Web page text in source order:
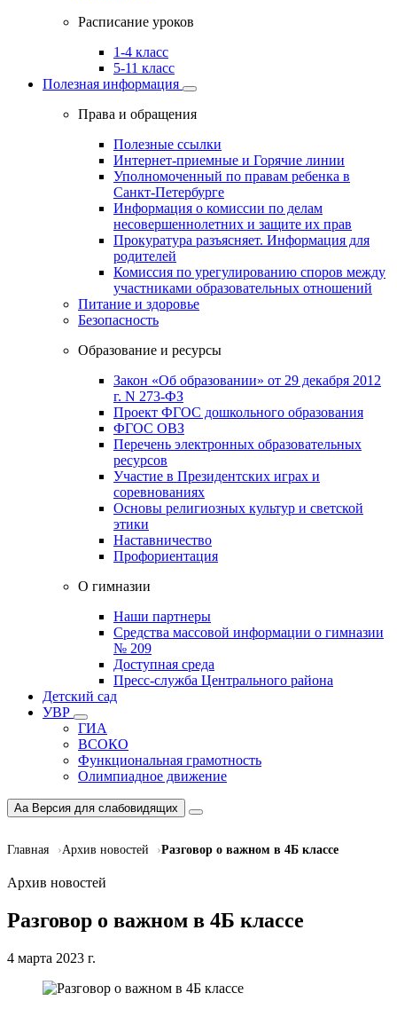
Расписание уроков
1-4 класс
5-11 класс
Полезная информация
Права и обращения
Полезные ссылки
Интернет-приемные и Горячие линии
Уполномоченный по правам ребенка в
Санкт-Петербурге
Информация о комиссии по делам
несовершеннолетних и защите их прав
Прокуратура разъясняет. Информация для
родителей
Комиссия по урегулированию споров между
участниками образовательных отношений
Питание и здоровье
Безопасность
Образование и ресурсы
Закон «Об образовании» от 29 декабря 2012
г. N 273-ФЗ
Проект ФГОС дошкольного образования
ФГОС ОВЗ
Перечень электронных образовательных
ресурсов
Участие в Президентских играх и
соревнованиях
Основы религиозных культур и светской
этики
Наставничество
Профориентация
О гимназии
Наши партнеры
Средства массовой информации о гимназии
№ 209
Доступная среда
Пресс-служба Центрального района
Детский сад
УВР
ГИА
ВСОКО
Функциональная грамотность
Олимпиадное движение
Aa Версия для слабовидящих
Главная Архив новостей Разговор о важном в 4Б классе
Архив новостей
Разговор о важном в 4Б классе
4 марта 2023 г.